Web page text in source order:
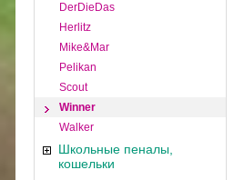
DerDieDas
Herlitz
Mike&Mar
Pelikan
Scout
Winner
Walker
Школьные пеналы,
кошельки